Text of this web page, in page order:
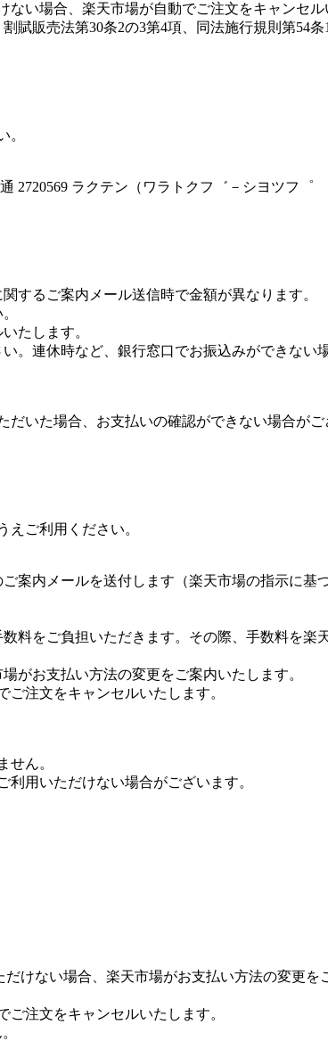
い場合、楽天市場が自動でご注文をキャンセル
販売法第30条2の3第4項、同法施行規則第54
。
2720569 ラクテン（ワラトクフ゛－シヨツフ゜
するご案内メール送信時で金額が異なります。
たします。
。連休時など、銀行窓口でお振込みができない
いた場合、お支払いの確認ができない場合がご
えご利用ください。
案内メールを送付します（楽天市場の指示に基
料をご負担いただきます。その際、手数料を楽
がお支払い方法の変更をご案内いたします。
注文をキャンセルいたします。
せん。
用いただけない場合がございます。
けない場合、楽天市場がお支払い方法の変更を
注文をキャンセルいたします。